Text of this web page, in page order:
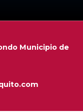
r
a
Municipio de